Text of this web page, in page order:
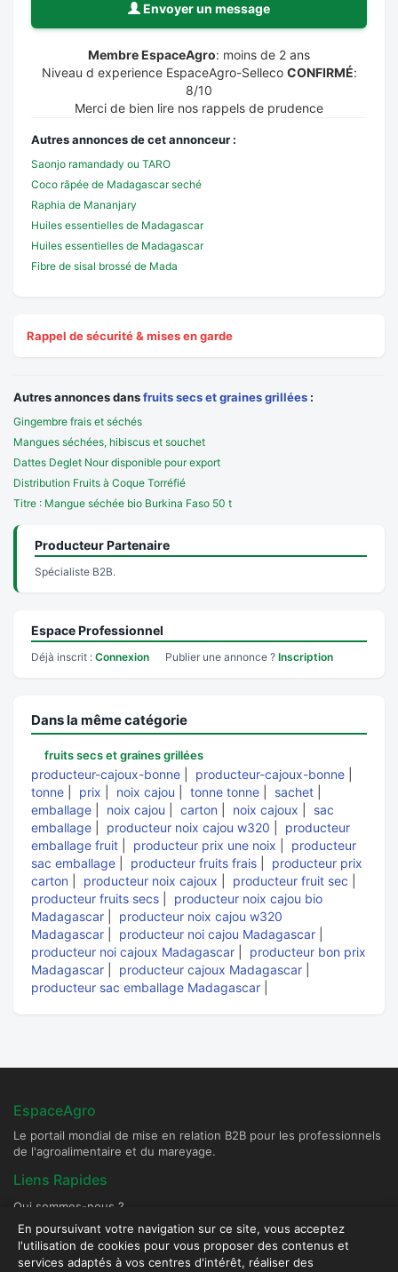
Envoyer un message
Membre EspaceAgro: moins de 2 ans
Niveau d experience EspaceAgro-Selleco CONFIRMÉ:
8/10
Merci de bien lire nos rappels de prudence
Autres annonces de cet annonceur :
Saonjo ramandady ou TARO
Coco râpée de Madagascar seché
Raphia de Mananjary
Huiles essentielles de Madagascar
Huiles essentielles de Madagascar
Fibre de sisal brossé de Mada
Rappel de sécurité & mises en garde
Autres annonces dansfruits secs et graines grillées :
Gingembre frais et séchés
Mangues séchées, hibiscus et souchet
Dattes Deglet Nour disponible pour export
Distribution Fruits à Coque Torréfié
Titre : Mangue séchée bio Burkina Faso 50 t
Producteur Partenaire
Spécialiste B2B.
Espace Professionnel
Déjà inscrit : Connexion Publier une annonce ? Inscription
Dans la même catégorie
fruits secs et graines grillées
producteur-cajoux-bonne producteur-cajoux-bonne
tonne
prix noix cajou tonne tonne sachet
emballage
noix cajou carton noix cajoux
sac
emballage
producteur noix cajou w320
producteur
emballage fruit
producteur prix une noix
producteur
sac emballage
producteur fruits frais
producteur prix
carton
producteur noix cajoux producteur fruit sec
producteur fruits secs
producteur noix cajou bio
Madagascar
producteur noix cajou w320
Madagascar
producteur noi cajou Madagascar
producteur noi cajoux Madagascar
producteur bon prix
Madagascar
producteur cajoux Madagascar
producteur sac emballage Madagascar
EspaceAgro
Le portail mondial de mise en relation B2B pour les professionnels
de l'agroalimentaire et du mareyage.
Liens Rapides
Qui sommes-nous ?
Devenir Fournisseur Partenaire
Publier une annonce
En poursuivant votre navigation sur ce site, vous acceptez
l'utilisation de cookies pour vous proposer des contenus et
services adaptés à vos centres d'intérêt, réaliser des